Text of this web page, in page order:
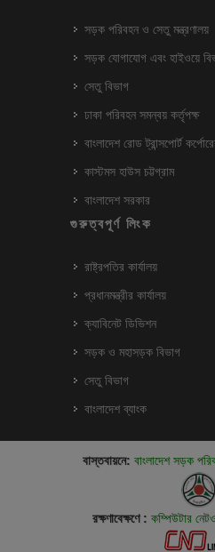
সড়ক পরিবহন ও সেতু মন্ত্রণালয়
সড়ক যোগাযোগ এবং হাইওয়ে
সেতু বিভাগ
ঢাকা পরিবহন সমন্বয় কর্তৃপক্ষ
বাংলাদেশ রোড ট্রান্সপোর্ট
কাস্টমস হাউস চট্টগ্রাম
বাংলাদেশ সরকার
গুরুত্বপূর্ণ লিংক
রাষ্ট্রপতির কার্যালয়
প্রধানমন্ত্রীর কার্যালয়
ক্যাবিনেট ডিভিশন
সড়ক ও মহাসড়ক বিভাগ
সেতু বিভাগ
বাংলাদেশ ব্যাংক
বাস্তবায়নে: বাংলাদেশ সড়ক
রক্ষণাবেক্ষণে : কম্পিউটার